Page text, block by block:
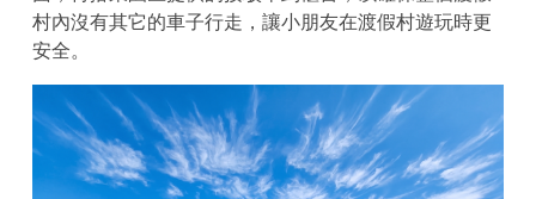
村內沒有其它的車子行走，讓小朋友在渡假村遊玩時更
安全。